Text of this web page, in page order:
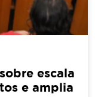
escala
e amplia